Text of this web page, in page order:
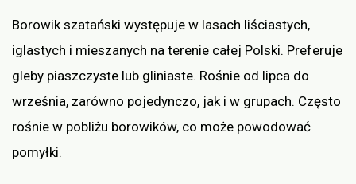
Borowik szatański występuje w lasach liściastych,
iglastych i mieszanych na terenie całej Polski. Preferuje
gleby piaszczyste lub gliniaste. Rośnie od lipca do
września, zarówno pojedynczo, jak i w grupach. Często
rośnie w pobliżu borowików, co może powodować
pomyłki.